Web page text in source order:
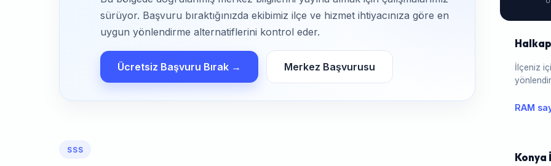
sürüyor. Başvuru bıraktığınızda ekibimiz ilçe ve hizmet ihtiyacınıza göre en
uygun yönlendirme alternatiflerini kontrol eder.
Ücretsiz Başvuru Bırak → Merkez Başvurusu
SSS
İlçeniz
RAM
Konya